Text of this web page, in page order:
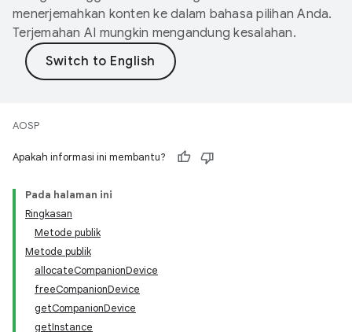
menerjemahkan konten ke dalam bahasa pilihan Anda.
Terjemahan AI mungkin mengandung kesalahan.
AOSP
Apakah informasi ini membantu?
Pada halaman ini
Ringkasan
Metode publik
Metode publik
allocateCompanionDevice
freeCompanionDevice
getCompanionDevice
getInstance